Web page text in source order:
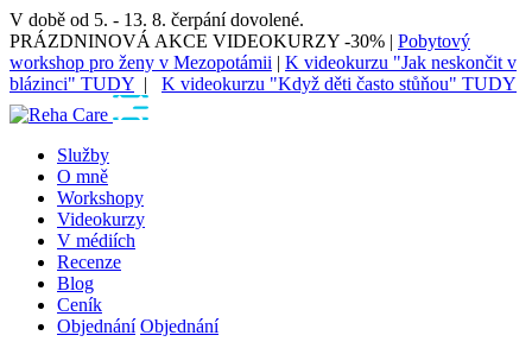
V době od 5. - 13. 8. čerpání dovolené.
PRÁZDNINOVÁ AKCE VIDEOKURZY -30% | Pobytový
workshop pro ženy v Mezopotámii | K videokurzu "Jak neskončit v
blázinci" TUDY | K videokurzu "Když děti často stůňou" TUDY
Služby
O mně
Workshopy
Videokurzy
V médiích
Recenze
Blog
Ceník
Objednání Objednání